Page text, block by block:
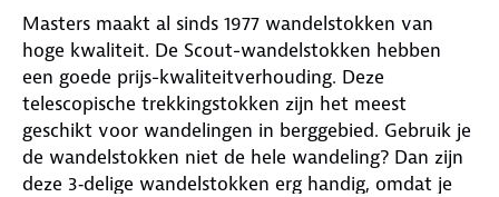
Masters maakt al sinds 1977 wandelstokken van
hoge kwaliteit. De Scout-wandelstokken hebben
een goede prijs-kwaliteitverhouding. Deze
telescopische trekkingstokken zijn het meest
geschikt voor wandelingen in berggebied. Gebruik je
de wandelstokken niet de hele wandeling? Dan zijn
deze 3‑delige wandelstokken erg handig, omdat je